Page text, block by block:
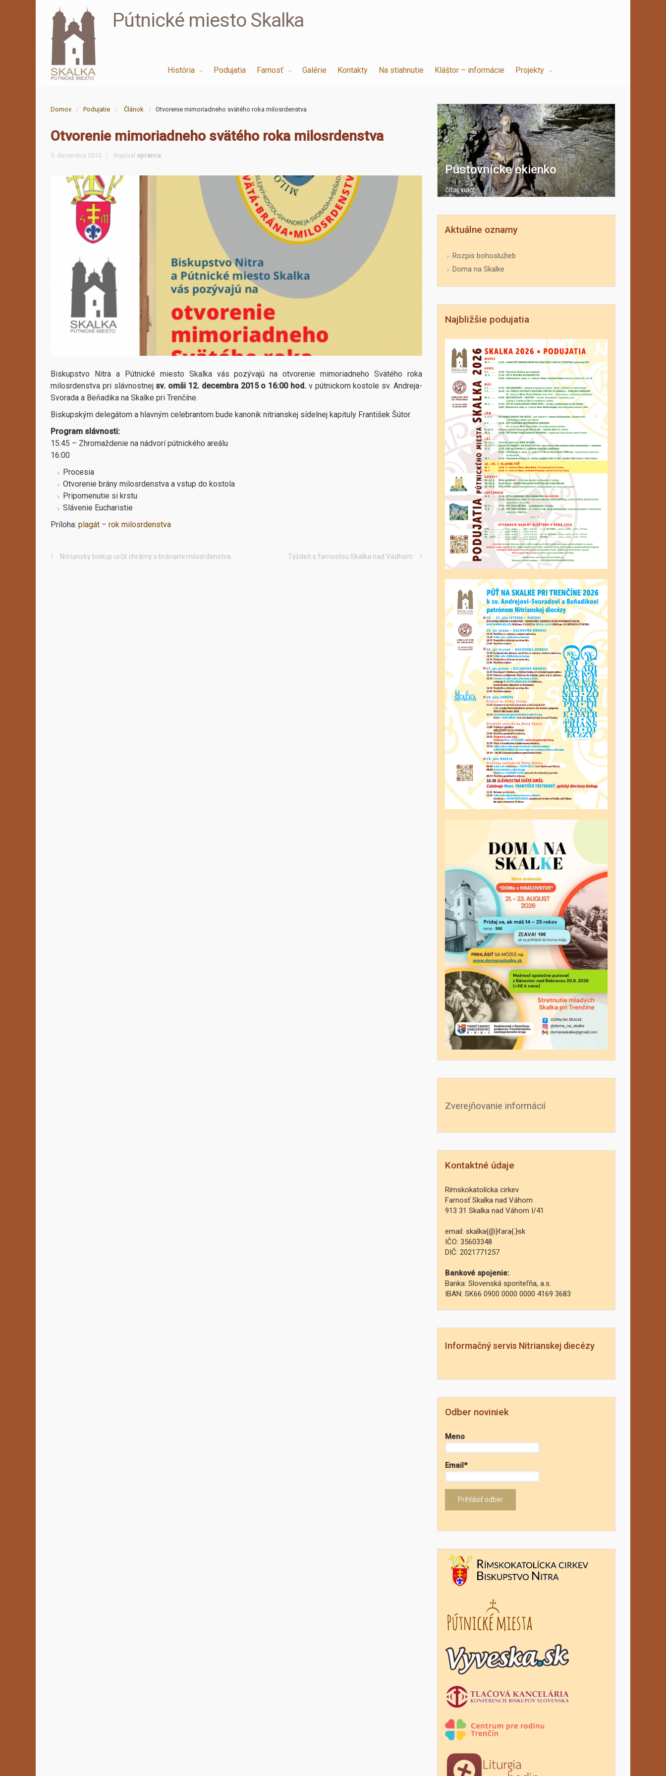
Pútnické miesto Skalka
História Podujatia Farnosť Galérie Kontakty Na stiahnutie Kláštor – informácie Projekty
Domov Podujatie Článok Otvorenie mimoriadneho svätého roka milosrdenstva
Otvorenie mimoriadneho svätého roka milosrdenstva
5. decembra 2015 Napísal spravca
Biskupstvo Nitra a Pútnické miesto Skalka vás pozývajú na otvorenie mimoriadneho Svätého roka
milosrdenstva pri slávnostnej sv. omši 12. decembra 2015 o 16:00 hod. v pútnickom kostole sv. Andreja-
Svorada a Beňadika na Skalke pri Trenčíne.
Biskupským delegátom a hlavným celebrantom bude kanonik nitrianskej sídelnej kapituly František Šútor.
Program slávnosti:
15:45 – Zhromaždenie na nádvorí pútnického areálu
16:00
Procesia
Otvorenie brány milosrdenstva a vstup do kostola
Pripomenutie si krstu
Slávenie Eucharistie
Príloha: plagát – rok milosrdenstva
Nitriansky biskup určil chrámy s bránami milosrdenstva Týždeň s farnosťou Skalka nad Vádhom
Pustovnícke okienko
čítaj viac
Aktuálne oznamy
Rozpis bohoslužieb
Doma na Skalke
Najbližšie podujatia
Zverejňovanie informácií
Kontaktné údaje
Rímskokatolícka cirkev
Farnosť Skalka nad Váhom
913 31 Skalka nad Váhom I/41
email: skalka{@}fara{.}sk
IČO: 35603348
DIČ: 2021771257
Bankové spojenie:
Banka: Slovenská sporiteľňa, a.s.
IBAN: SK66 0900 0000 0000 4169 3683
Informačný servis Nitrianskej diecézy
Odber noviniek
Meno
Email*